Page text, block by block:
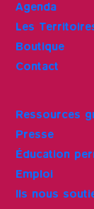
Agenda
Les
Boutique
Contact
Ressources
Presse
Éducation
Emploi
Ils nous